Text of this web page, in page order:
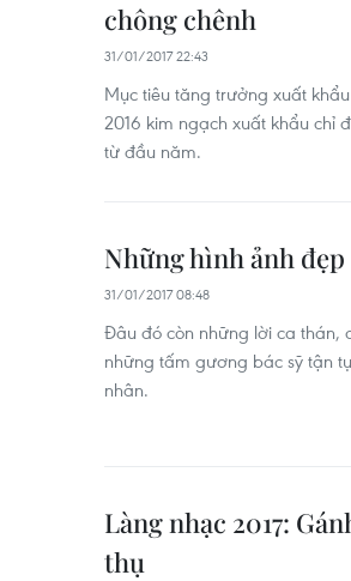
chông chênh
31/01/2017 22:43
Mục tiêu tăng trưởng xuất
2016 kim ngạch xuất khẩu chỉ
từ đầu năm.
Những hình ảnh
31/01/2017 08:48
Đâu đó còn những lời ca thán,
những tấm gương bác sỹ tận
nhân.
Làng nhạc 2017:
thụ